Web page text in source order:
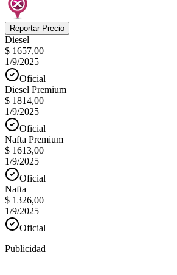
Reportar Precio
Diesel
$ 1657,00
1/9/2025
Oficial
Diesel Premium
$ 1814,00
1/9/2025
Oficial
Nafta Premium
$ 1613,00
1/9/2025
Oficial
Nafta
$ 1326,00
1/9/2025
Oficial
Publicidad